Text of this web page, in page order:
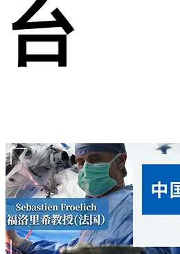
台